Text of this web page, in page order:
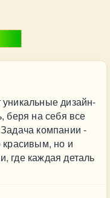
дизайн-
беря на себя все
компании -
красивым, но и
где каждая деталь